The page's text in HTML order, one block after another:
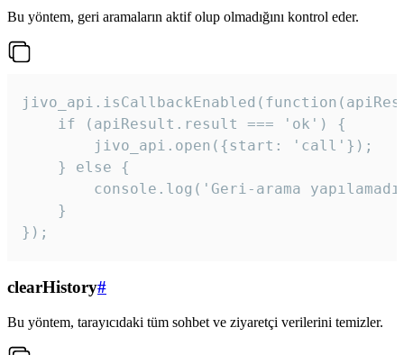
Bu yöntem, geri aramaların aktif olup olmadığını kontrol eder.
    if (apiResult.result === 'ok') {
        jivo_api.open({start: 'call'});
    } else {
console.log('Geri-arama
    }
});
clearHistory#
Bu yöntem, tarayıcıdaki tüm sohbet ve ziyaretçi verilerini temizler.